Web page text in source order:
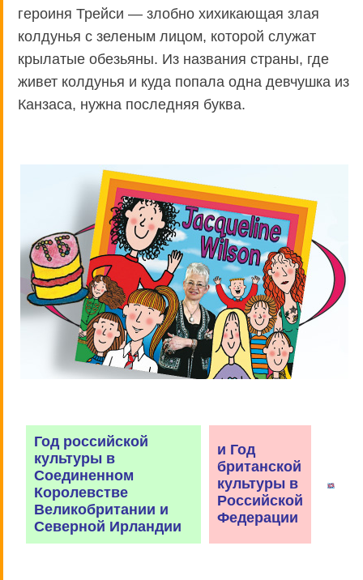
героиня Трейси — злобно хихикающая злая
колдунья с зеленым лицом, которой служат
крылатые обезьяны. Из названия страны, где
живет колдунья и куда попала одна девчушка из
Канзаса, нужна последняя буква.
Год российской
культуры в
Соединенном
Королевстве
Великобритании и
Северной Ирландии
и Год
британской
культуры в
Российской
Федерации